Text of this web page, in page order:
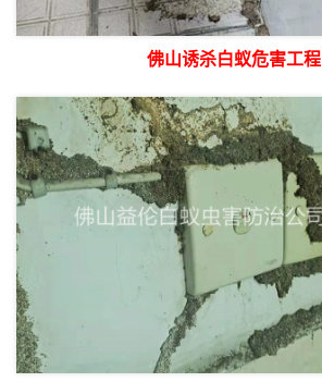
佛山诱杀白蚁危害工程